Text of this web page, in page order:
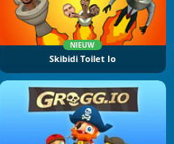
NIEUW
Skibidi Toilet Io